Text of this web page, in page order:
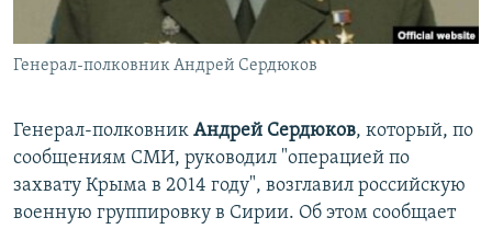
УКРАИНСКАЯ ПРОБЛЕМА КРЫМА
Все сайты RFE/RL
Генерал-полковник Андрей Сердюков
Генерал-полковник Андрей Сердюков, который, по
сообщениям СМИ, руководил "операцией по
захвату Крыма в 2014 году", возглавил российскую
военную группировку в Сирии. Об этом сообщает